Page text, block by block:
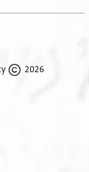
2026 The Trustees of Princeton University